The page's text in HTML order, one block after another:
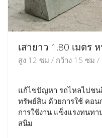
เสายาว 1.80 เมตร
สูง 12 ซม / กว้าง 15 ซม
แก้ไขปัญหา รถไหลไปชน
ทรัพย์สิน ด้วยการใช้ คอ
การใช้งาน แข็งแรงทนท
สนิม